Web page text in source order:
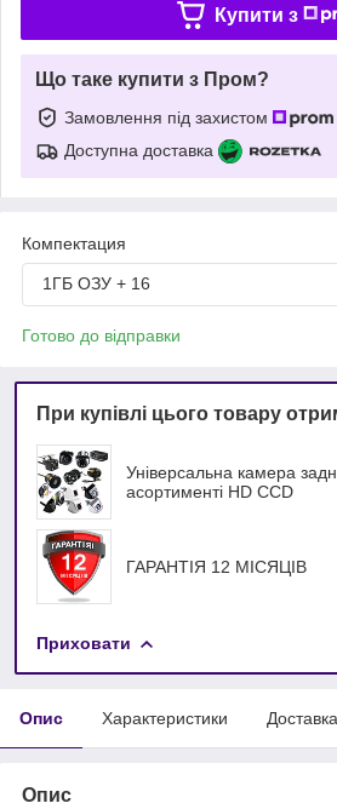
Купити з
Що таке купити з Пром?
Замовлення під захистом
Доступна доставка
Компектация
1ГБ ОЗУ + 16
Готово до відправки
При купівлі цього товару
Універсальна камера
асортименті HD ССD
ГАРАНТІЯ 12 МІСЯЦІВ
Приховати
Опис Характеристики Доставка
Опис